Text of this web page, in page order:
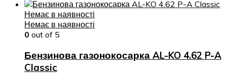
Немає в наявності
Немає в наявності
0 out of 5
Бензинова газонокосарка AL-KO 4.62 P-A
Classic